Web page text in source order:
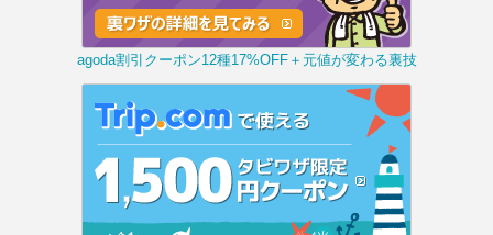
agoda割引クーポン12種17%OFF＋元値が変わる裏技